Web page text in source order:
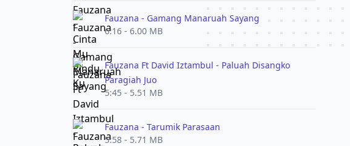
Fauzana - Gamang Manaruah Sayang
6:16 - 6.00 MB
Fauzana Ft David Iztambul - Paluah Disangko
Paragiah Juo
5:45 - 5.51 MB
Fauzana - Tarumik Parasaan
5:58 - 5.71 MB